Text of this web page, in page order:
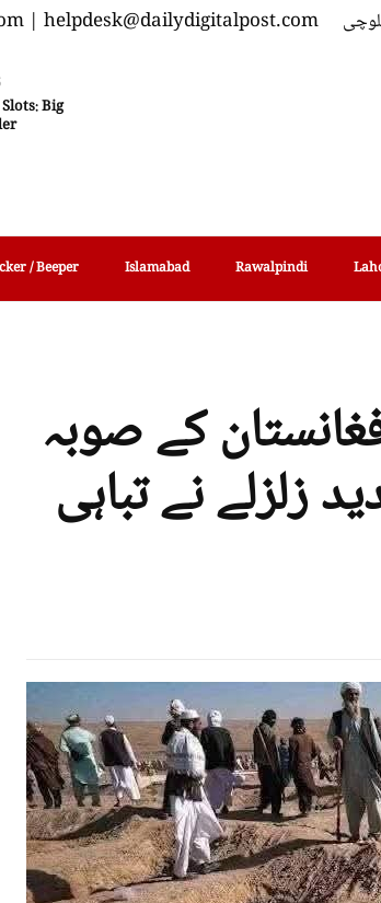
/ Beeper Islamabad Rawalpindi
Big
| helpdesk@dailydigitalpost.com
کے صوبہ
زلزلے نے تباہی